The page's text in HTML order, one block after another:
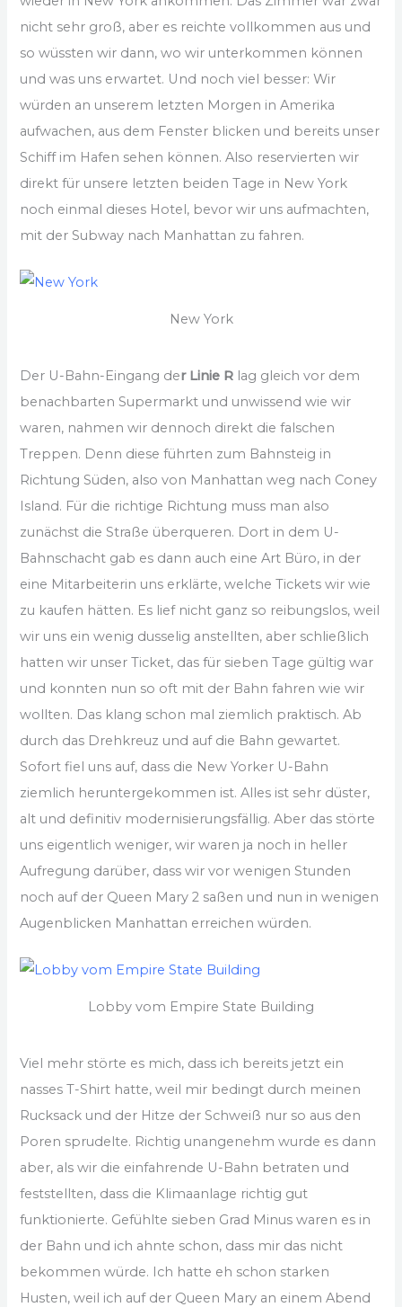
nicht sehr groß, aber es reichte vollkommen aus und
so wüssten wir dann, wo wir unterkommen können
und was uns erwartet. Und noch viel besser: Wir
würden an unserem letzten Morgen in Amerika
aufwachen, aus dem Fenster blicken und bereits unser
Schiff im Hafen sehen können. Also reservierten wir
direkt für unsere letzten beiden Tage in New York
noch einmal dieses Hotel, bevor wir uns aufmachten,
mit der Subway nach Manhattan zu fahren.
New York
Der U-Bahn-Eingang der Linie R lag gleich vor dem
benachbarten Supermarkt und unwissend wie wir
waren, nahmen wir dennoch direkt die falschen
Treppen. Denn diese führten zum Bahnsteig in
Richtung Süden, also von Manhattan weg nach Coney
Island. Für die richtige Richtung muss man also
zunächst die Straße überqueren. Dort in dem U-
Bahnschacht gab es dann auch eine Art Büro, in der
eine Mitarbeiterin uns erklärte, welche Tickets wir wie
zu kaufen hätten. Es lief nicht ganz so reibungslos, weil
wir uns ein wenig dusselig anstellten, aber schließlich
hatten wir unser Ticket, das für sieben Tage gültig war
und konnten nun so oft mit der Bahn fahren wie wir
wollten. Das klang schon mal ziemlich praktisch. Ab
durch das Drehkreuz und auf die Bahn gewartet.
Sofort fiel uns auf, dass die New Yorker U-Bahn
ziemlich heruntergekommen ist. Alles ist sehr düster,
alt und definitiv modernisierungsfällig. Aber das störte
uns eigentlich weniger, wir waren ja noch in heller
Aufregung darüber, dass wir vor wenigen Stunden
noch auf der Queen Mary 2 saßen und nun in wenigen
Augenblicken Manhattan erreichen würden.
Lobby vom Empire State Building
Viel mehr störte es mich, dass ich bereits jetzt ein
nasses T-Shirt hatte, weil mir bedingt durch meinen
Rucksack und der Hitze der Schweiß nur so aus den
Poren sprudelte. Richtig unangenehm wurde es dann
aber, als wir die einfahrende U-Bahn betraten und
feststellten, dass die Klimaanlage richtig gut
funktionierte. Gefühlte sieben Grad Minus waren es in
der Bahn und ich ahnte schon, dass mir das nicht
bekommen würde. Ich hatte eh schon starken
Husten, weil ich auf der Queen Mary an einem Abend